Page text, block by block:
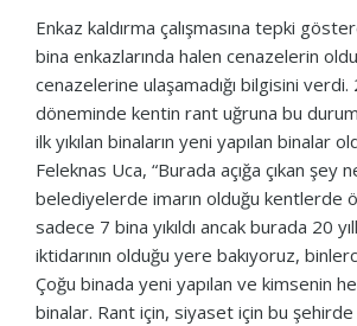
Enkaz kaldırma çalışmasına tepki
bina enkazlarında halen cenazelerin
cenazelerine ulaşamadığı bilgisini verdi.
döneminde kentin rant uğruna bu
ilk yıkılan binaların yeni yapılan binalar
Feleknas Uca, “Burada açığa çıkan şey
belediyelerde imarın olduğu kentlerde
sadece 7 bina yıkıldı ancak burada 20
iktidarının olduğu yere bakıyoruz,
Çoğu binada yeni yapılan ve kimsenin
binalar. Rant için, siyaset için bu